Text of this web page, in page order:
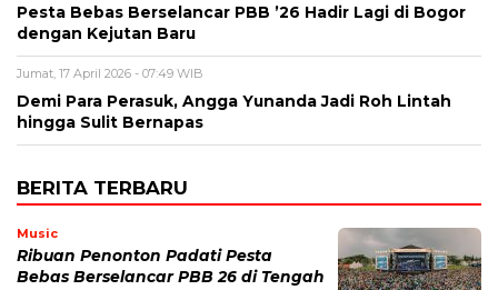
Pesta Bebas Berselancar PBB ’26 Hadir Lagi di Bogor
dengan Kejutan Baru
Jumat, 17 April 2026 - 07:49 WIB
Demi Para Perasuk, Angga Yunanda Jadi Roh Lintah
hingga Sulit Bernapas
BERITA TERBARU
Music
Ribuan Penonton Padati Pesta
Bebas Berselancar PBB 26 di Tengah